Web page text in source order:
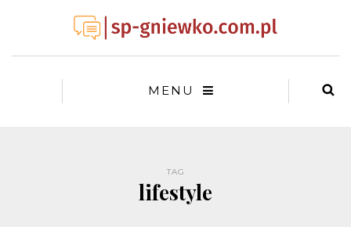
MENU
TAG
lifestyle